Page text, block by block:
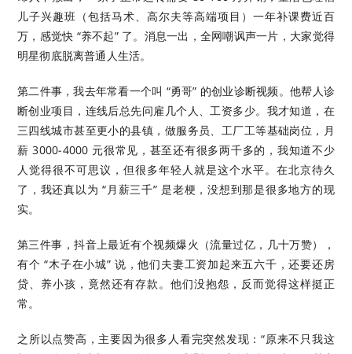
儿子兴趣班（包括马术、高尔夫等高端项目）一年补课费近百
万，感觉快 “养不起” 了。消息一出，全网嘲讽声一片，大家觉得
明星彻底脱离普通人生活。
第二件事，我去年常看一个叫 “勇哥” 的创业诊断视频。他帮人诊
断创业项目，连线后总先问雇几个人、工资多少。我才知道，在
三四线城市甚至更小的县镇，做服务员、工厂工等基础岗位，月
薪 3000-4000 元很常见，甚至还有很多两千多的，我知道不少
人觉得很不可思议，但很多年轻人就是这个水平。在北京待久
了，我还真以为 “月薪三千” 是老梗，没想到那是很多地方的现
实。
第三件事，抖音上最近有个视频爆火（流量过亿，几十万赞），
有个 “木子在小城” 说，他们夫妻工资加起来五六千，还要还房
贷、养小孩，竟然还有存款。他们没抱怨，反而觉得这样挺正
常。
之所以点赞高，主要因为很多人看完突然发现：“原来不只我这